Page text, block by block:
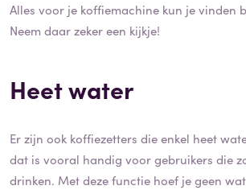
Alles voor je koffiemachine kun je vinden
Neem daar zeker een kijkje!
Heet water
Er zijn ook koffiezetters die enkel heet
dat is vooral handig voor gebruikers die
drinken. Met deze functie hoef je geen